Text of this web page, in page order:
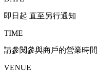
即日起 直至另行通知
TIME
請參閱參與商戶的營業時間
VENUE